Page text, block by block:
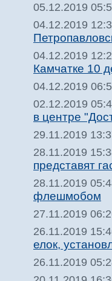
05.12.2019
04.12.2019
04.12.2019
Камчатке 10
04.12.2019
02.12.2019
в центре
29.11.2019
28.11.2019
представят
28.11.2019
флешмобом
27.11.2019
26.11.2019
елок,
26.11.2019